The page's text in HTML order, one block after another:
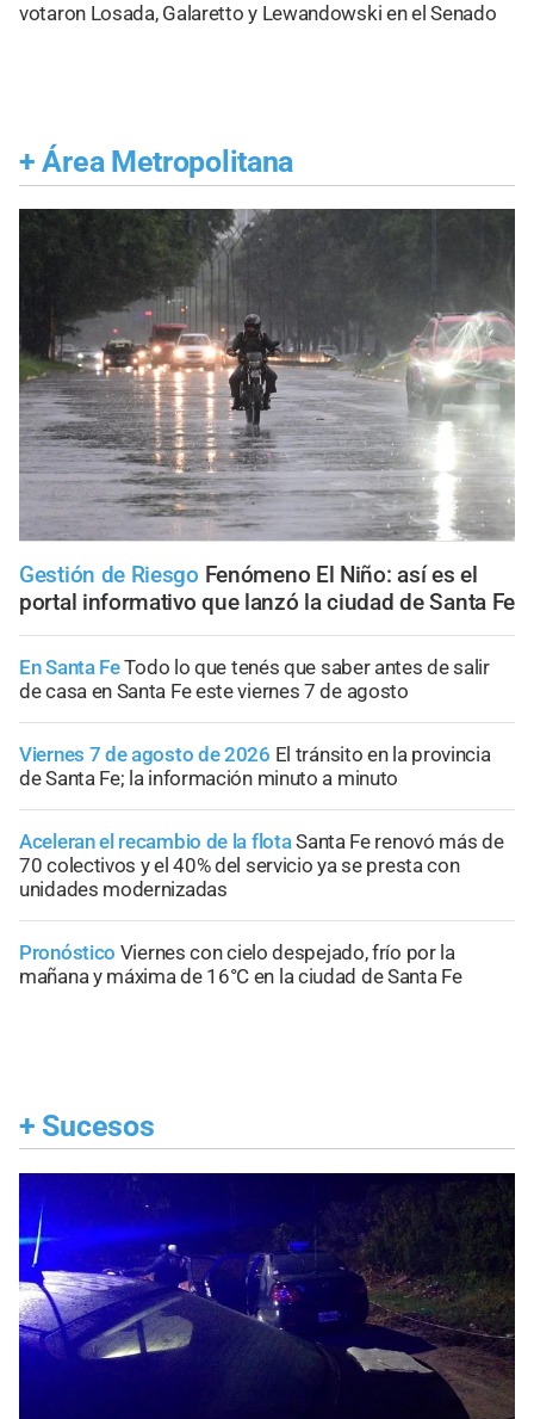
votaron Losada, Galaretto y Lewandowski en el Senado
+ Área Metropolitana
Gestión de Riesgo Fenómeno El Niño: así es el
portal informativo que lanzó la ciudad de Santa Fe
En Santa FeTodo lo que tenés que saber antes de salir
de casa en Santa Fe este viernes 7 de agosto
Viernes 7 de agosto de 2026 El tránsito en la provincia
de Santa Fe; la información minuto a minuto
Aceleran el recambio de la flotaSanta Fe renovó más de
70 colectivos y el 40% del servicio ya se presta con
unidades modernizadas
Pronóstico Viernes con cielo despejado, frío por la
mañana y máxima de 16°C en la ciudad de Santa Fe
+ Sucesos